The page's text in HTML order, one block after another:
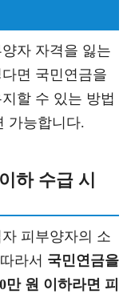
자 자격을 잃는
면 국민연금을
할 수 있는 방법
가능합니다.
하 수급 시
피부양자의 소
라서 국민연금을
원 이하라면 피